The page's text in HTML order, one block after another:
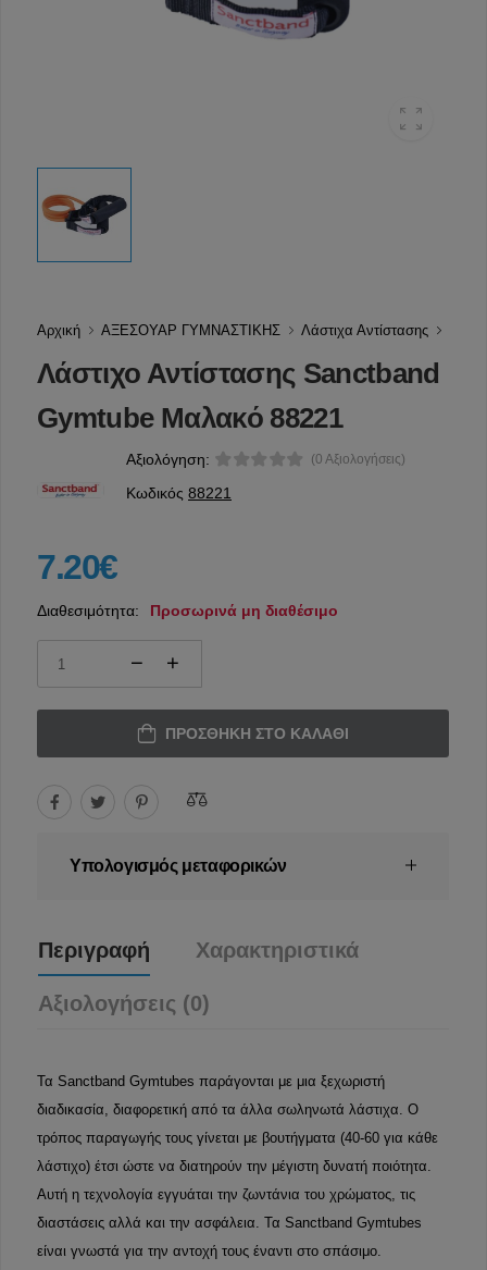
Αρχική ΑΞΕΣΟΥΑΡ ΓΥΜΝΑΣΤΙΚΗΣ Λάστιχα Αντίστασης
Λάστιχο Αντίστασης Sanctband
Gymtube Μαλακό 88221
Αξιολόγηση: (0 Αξιολογήσεις)
Κωδικός 88221
7.20€
Διαθεσιμότητα: Προσωρινά μη διαθέσιμο
ΠΡΟΣΘΉΚΗ ΣΤΟ ΚΑΛΆΘΙ
Υπολογισμός μεταφορικών
Περιγραφή Χαρακτηριστικά
Αξιολογήσεις (0)
Τα Sanctband Gymtubes παράγονται με μια ξεχωριστή
διαδικασία, διαφορετική από τα άλλα σωληνωτά λάστιχα. Ο
τρόπος παραγωγής τους γίνεται με βουτήγματα (40-60 για κάθε
λάστιχο) έτσι ώστε να διατηρούν την μέγιστη δυνατή ποιότητα.
Αυτή η τεχνολογία εγγυάται την ζωντάνια του χρώματος, τις
διαστάσεις αλλά και την ασφάλεια. Τα Sanctband Gymtubes
είναι γνωστά για την αντοχή τους έναντι στο σπάσιμο.